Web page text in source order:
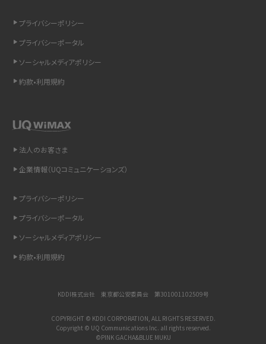
インスタのDMの送り方は？便利機能の使い方や注意点をわかりやすく解説
Bluetooth®とは？Wi-Fiとの違いやスマホ・PCとの接続方法を解説
「iPhoneを探す」の使い方と設定方法を紹介！ブラウザやアプリから探す方法を
Wi-Fiを快適に使うための速度はどれくらい？用途別の目安・回線ごとの平均を
着信拒否とは？設定方法やブロックした番号の確認方法を解説
iCloudとは？バックアップ設定方法や空き容量が足りない時の対処法を紹介
ASMRとは？意味や動画の種類、楽しみ方を紹介
プライバシーポリシー
プライバシーポータル
ソーシャルメディアポリシー
約款•利用規約
法人のお客さま
企業情報（UQコミュニケーションズ）
プライバシーポリシー
プライバシーポータル
ソーシャルメディアポリシー
約款•利用規約
KDDI株式会社 東京都公安委員会 第301001102509号
COPYRIGHT © KDDI CORPORATION, ALL RIGHTS RESERVED.
Copyright © UQ Communications Inc. all rights reserved.
©PINK GACHA&BLUE MUKU